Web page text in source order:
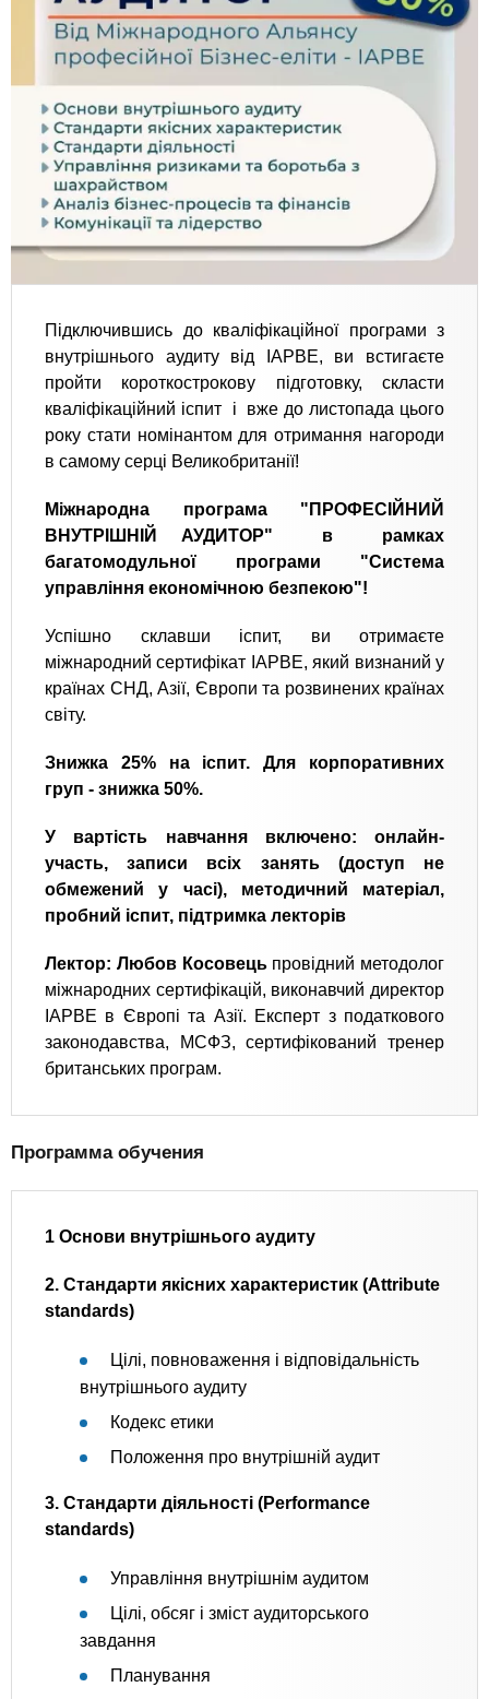
Підключившись до кваліфікаційної програми з
внутрішнього аудиту від IAPBE, ви встигаєте
пройти короткострокову підготовку, скласти
кваліфікаційний іспит і вже до листопада цього
року стати номінантом для отримання нагороди
в самому серці Великобританії!
Міжнародна програма "ПРОФЕСІЙНИЙ
ВНУТРІШНІЙ АУДИТОР" в рамках
багатомодульної програми "Система
управління економічною безпекою"!
Успішно склавши іспит, ви отримаєте
міжнародний сертифікат IAPBE, який визнаний у
країнах СНД, Азії, Європи та розвинених країнах
світу.
Знижка 25% на іспит.Для корпоративних
груп - знижка 50%.
У вартість навчання включено: онлайн-
участь, записи всіх занять (доступ не
обмежений у часі), методичний матеріал,
пробний іспит, підтримка лекторів
Лектор: Любов Косовець провідний методолог
міжнародних сертифікацій, виконавчий директор
IAPBE в Європі та Азії. Експерт з податкового
законодавства, МСФЗ, сертифікований тренер
британських програм.
Программа обучения
1 Основи внутрішнього аудиту
2. Стандарти якісних характеристик (Attribute
standards)
Цілі, повноваження і відповідальність
внутрішнього аудиту
Кодекс етики
Положення про внутрішній аудит
3. Стандарти діяльності (Performance
standards)
Управління внутрішнім аудитом
Цілі, обсяг і зміст аудиторського
завдання
Планування